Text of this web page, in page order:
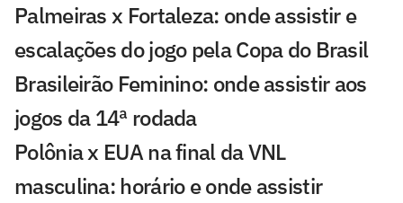
Palmeiras x Fortaleza: onde assistir e
escalações do jogo pela Copa do Brasil
Brasileirão Feminino: onde assistir aos
jogos da 14ª rodada
Polônia x EUA na final da VNL
masculina: horário e onde assistir